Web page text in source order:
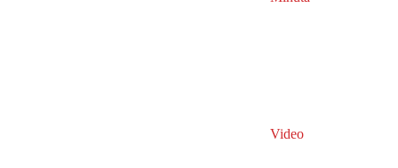
Video